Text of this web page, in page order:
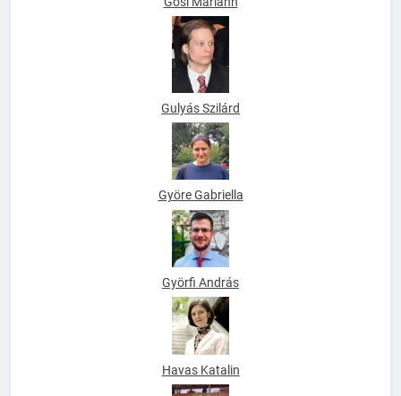
Gősi Mariann
Gulyás Szilárd
Györe Gabriella
Györfi András
Havas Katalin